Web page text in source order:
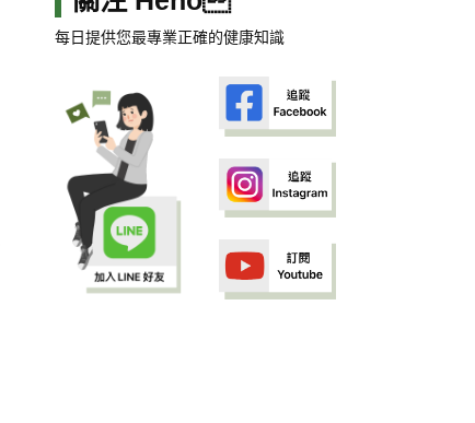
每日提供您最專業正確的健康知識